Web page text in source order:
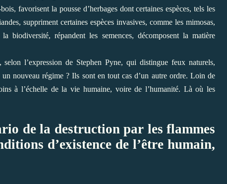
favorisent la pousse d’herbages dont certaines espèces, tels les
suppriment certaines espèces invasives, comme les mimosas,
biodiversité, répandent les semences, décomposent la matière
l’expression de Stephen Pyne, qui distingue feux naturels,
nouveau régime ? Ils sont en tout cas d’un autre ordre. Loin de
à l’échelle de la vie humaine, voire de l’humanité. Là où les
de la destruction par les flammes
d’existence de l’être humain,